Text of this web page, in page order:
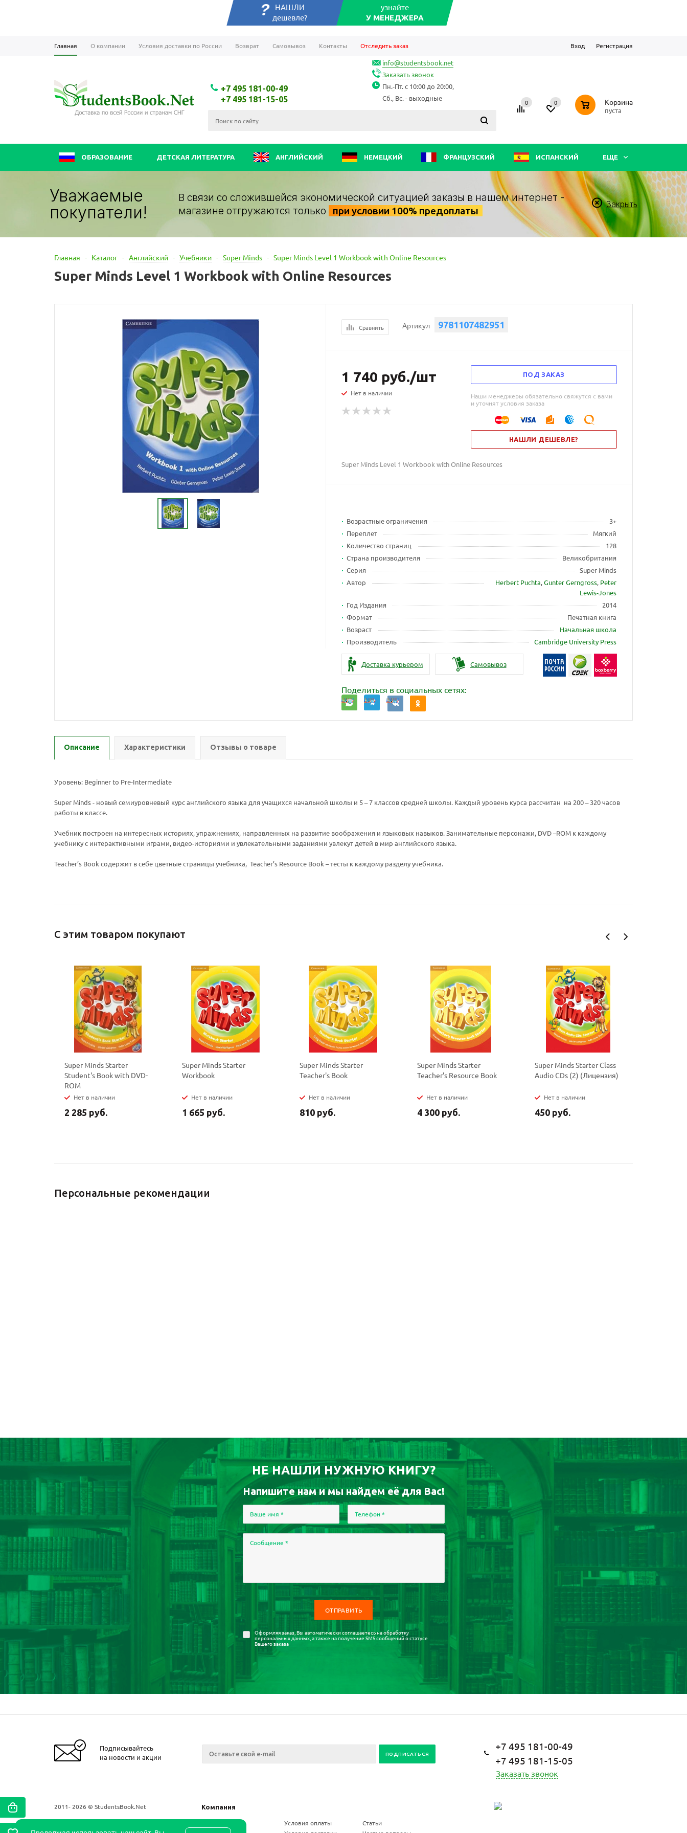
НАШЛИ
дешевле?
узнайте
У МЕНЕДЖЕРА
Главная О компании Условия доставки по России Возврат Самовывоз Контакты Отследить заказ Вход Регистрация
+7 495 181-00-49
+7 495 181-15-05
info@studentsbook.net
Заказать звонок
Пн.-Пт. с 10:00 до 20:00,
Сб., Вс. - выходные
0 0 0 Корзина
пуста
ОБРАЗОВАНИЕ ДЕТСКАЯ ЛИТЕРАТУРА АНГЛИЙСКИЙ НЕМЕЦКИЙ ФРАНЦУЗСКИЙ ИСПАНСКИЙ ЕЩЕ
Уважаемые
покупатели!
В связи со сложившейся экономической ситуацией заказы в нашем интернет -
магазине отгружаются только
при условии 100% предоплаты
Закрыть
Главная - Каталог - Английский - Учебники - Super Minds - Super Minds Level 1 Workbook with Online Resources
Super Minds Level 1 Workbook with Online Resources
Сравнить Артикул 9781107482951
1 740 руб./шт
Нет в наличии
ПОД ЗАКАЗ
Наши менеджеры обязательно свяжутся с вами
и уточнят условия заказа
НАШЛИ ДЕШЕВЛЕ?
Super Minds Level 1 Workbook with Online Resources
Возрастные ограничения
3+
Переплет
Мягкий
Количество страниц
128
Страна производителя
Великобритания
Серия
Super Minds
Автор
Herbert Puchta,Gunter Gerngross, Peter
Lewis-Jones
Год Издания
2014
Формат
Печатная книга
Возраст
Начальная школа
Производитель
Cambridge University Press
Доставка курьером Самовывоз
Поделиться в социальных сетях:
Описание Характеристики Отзывы о товаре
Уровень: Beginner to Pre-Intermediate
Super Minds - новый семиуровневый курс английского языка для учащихся начальной школы и 5 – 7 классов средней школы. Каждый уровень курса рассчитан на 200 – 320 часов
работы в классе.
Учебник построен на интересных историях, упражнениях, направленных на развитие воображения и языковых навыков. Занимательные персонажи, DVD –ROM к каждому
учебнику с интерактивными играми, видео-историями и увлекательными заданиями увлекут детей в мир английского языка.
Teacher’s Book содержит в себе цветные страницы учебника, Teacher’s Resource Book – тесты к каждому разделу учебника.
С этим товаром покупают
Super Minds Starter
Student's Book with DVD-
ROM
Нет в наличии
2 285 руб.
Super Minds Starter
Workbook
Нет в наличии
1 665 руб.
Super Minds Starter
Teacher's Book
Нет в наличии
810 руб.
Super Minds Starter
Teacher's Resource Book
Нет в наличии
4 300 руб.
Super Minds Starter Class
Audio CDs (2) (Лицензия)
Нет в наличии
450 руб.
Персональные рекомендации
НЕ НАШЛИ НУЖНУЮ КНИГУ?
Напишите нам и мы найдем её для Вас!
Ваше имя * Телефон *
Сообщение *
Оформляя заказ, Вы автоматически соглашаетесь наобработку
персональных данных, а также на получение SMS сообщений о статусе
Вашего заказа
Подписывайтесь
на новости и акции
+7 495 181-00-49
+7 495 181-15-05
Заказать звонок
2011- 2026 © StudentsBook.Net Компания
Условия оплаты
Статьи
Ваш E-mail:
политикой
конфидициальности
Ваш E-mail:
политикой
конфидициальности